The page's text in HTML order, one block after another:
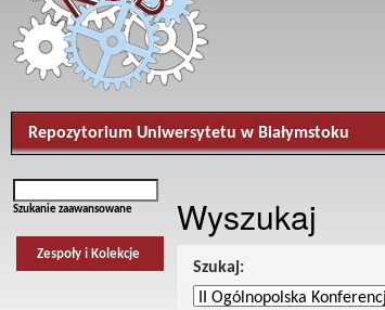
Repozytorium Uniwersytetu w Białymstoku
Szukanie zaawansowane
Zespoły i Kolekcje
Wyszukaj
Szukaj: